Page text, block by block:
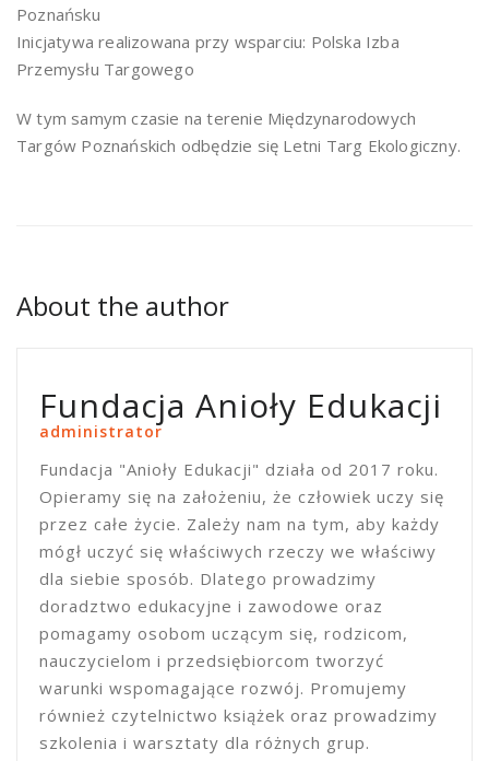
Poznańsku
Inicjatywa realizowana przy wsparciu: Polska Izba
Przemysłu Targowego
W tym samym czasie na terenie Międzynarodowych
Targów Poznańskich odbędzie się Letni Targ Ekologiczny.
About the author
Fundacja Anioły Edukacji
administrator
Fundacja "Anioły Edukacji" działa od 2017 roku.
Opieramy się na założeniu, że człowiek uczy się
przez całe życie. Zależy nam na tym, aby każdy
mógł uczyć się właściwych rzeczy we właściwy
dla siebie sposób. Dlatego prowadzimy
doradztwo edukacyjne i zawodowe oraz
pomagamy osobom uczącym się, rodzicom,
nauczycielom i przedsiębiorcom tworzyć
warunki wspomagające rozwój. Promujemy
również czytelnictwo książek oraz prowadzimy
szkolenia i warsztaty dla różnych grup.